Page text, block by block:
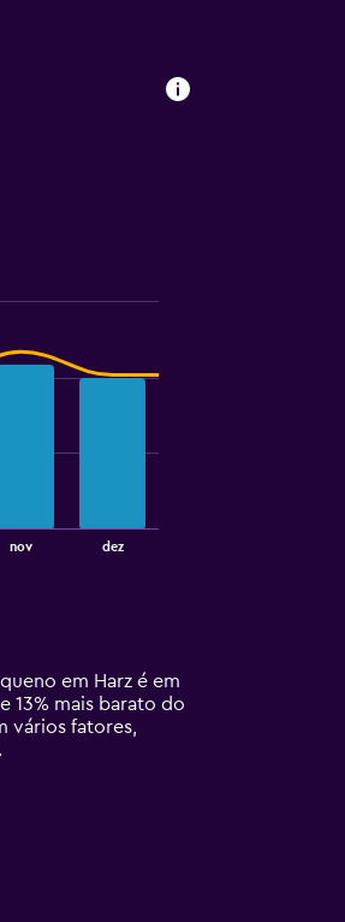
nov dez
em Harz é em
13% mais barato do
vários fatores,